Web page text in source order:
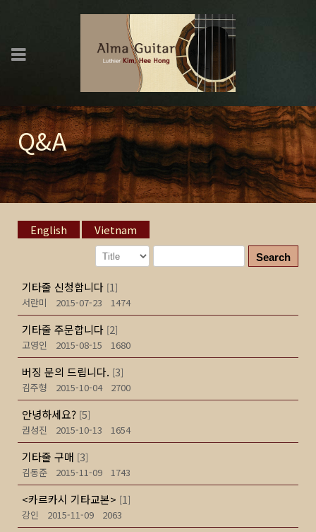
Q&A
English Vietnam
Search
기타줄 신청합니다 [1]
서란미
2015-07-23 1474
기타줄 주문합니다 [2]
고영인
2015-08-15 1680
버징 문의 드립니다. [3]
김주형
2015-10-04 2700
안녕하세요? [5]
권성진
2015-10-13 1654
기타줄 구매 [3]
김동준
2015-11-09 1743
<카르카시 기타교본> [1]
강인
2015-11-09 2063